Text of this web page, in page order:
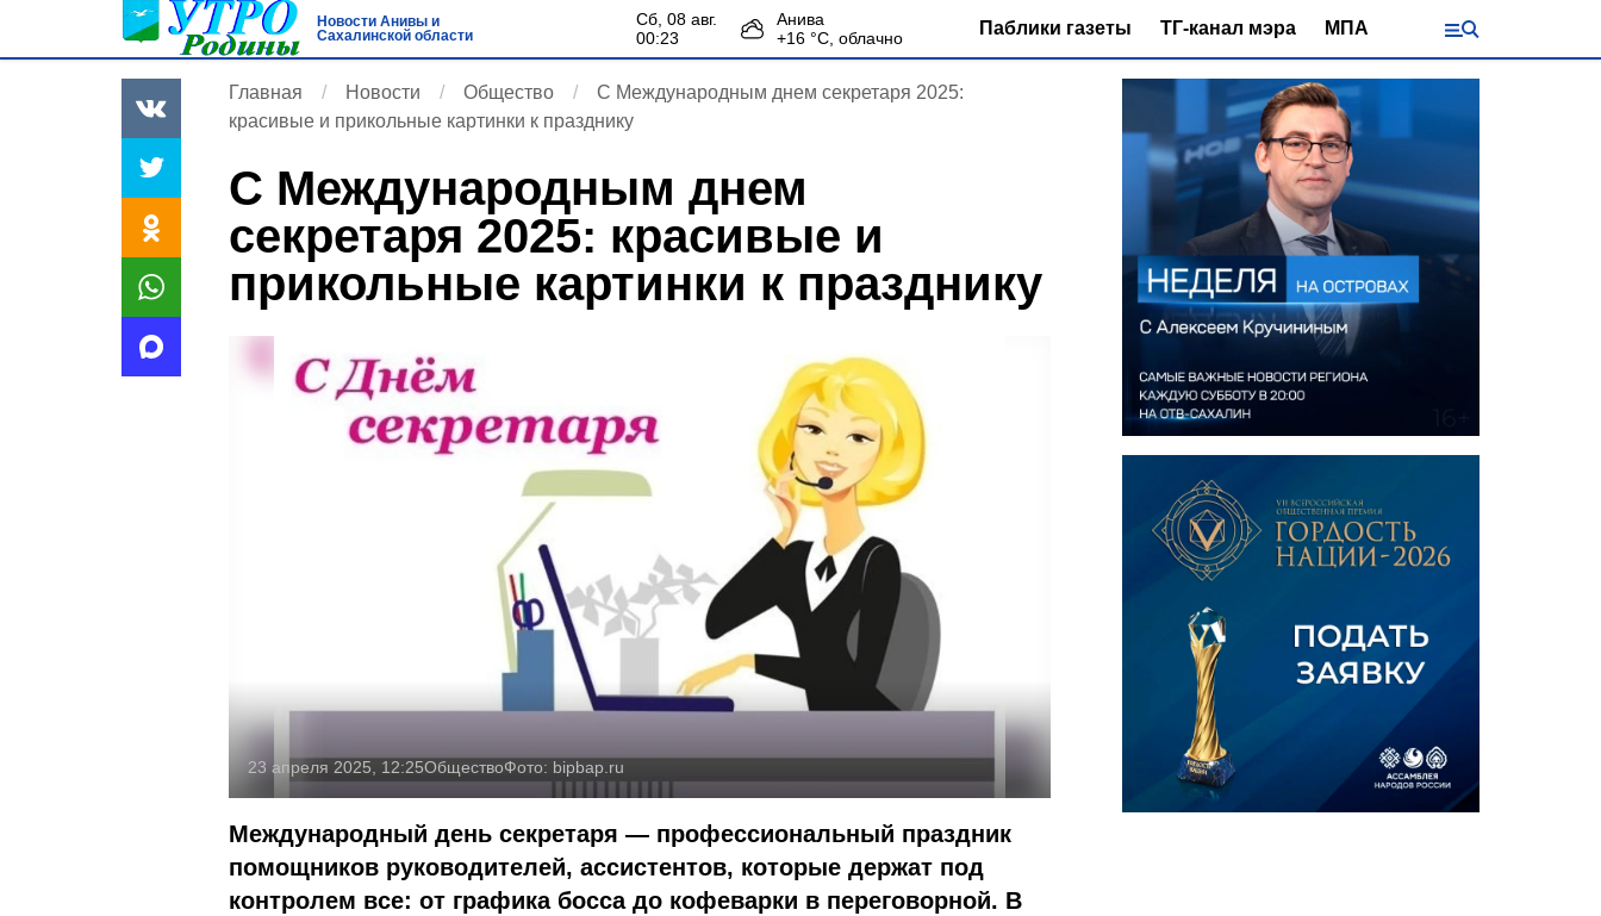
Новости Анивы и
Сахалинской области
сб, 08 авг.
00:23
Анива
+16 °С, облачно Паблики газеты ТГ-канал мэра МПА
Главная Новости Общество
С Международным днем секретаря 2025:
красивые и прикольные картинки к празднику
С Международным днем
секретаря 2025: красивые и
прикольные картинки к празднику
23 апреля 2025, 12:25ОбществоФото: bipbap.ru
Международный день секретаря — профессиональный праздник
помощников руководителей, ассистентов, которые держат под
контролем все: от графика босса до кофеварки в переговорной. В